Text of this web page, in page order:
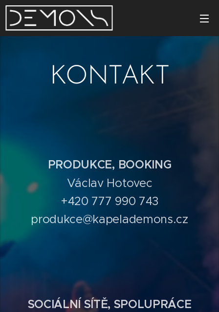
KONTAKT
PRODUKCE, BOOKING
Václav Hotovec
+420 777 990 743
produkce@kapelademons.cz
SOCIÁLNÍ SÍTĚ, SPOLUPRÁCE